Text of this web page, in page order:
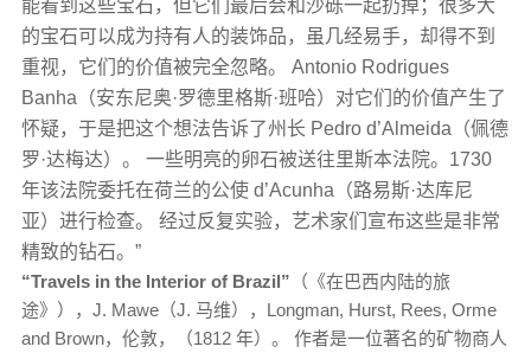
能看到这些宝石，但它们最后会和沙砾一起扔掉；很多大
的宝石可以成为持有人的装饰品，虽几经易手，却得不到
重视，它们的价值被完全忽略。 Antonio Rodrigues
Banha（安东尼奥·罗德里格斯·班哈）对它们的价值产生了
怀疑，于是把这个想法告诉了州长 Pedro d’Almeida（佩德
罗·达梅达）。 一些明亮的卵石被送往里斯本法院。1730
年该法院委托在荷兰的公使 d’Acunha（路易斯·达库尼
亚）进行检查。 经过反复实验，艺术家们宣布这些是非常
精致的钻石。”
“Travels in the Interior of Brazil” （《在巴西内陆的旅
途》），J. Mawe（J. 马维），Longman, Hurst, Rees, Orme
and Brown，伦敦，（1812 年）。 作者是一位著名的矿物商人